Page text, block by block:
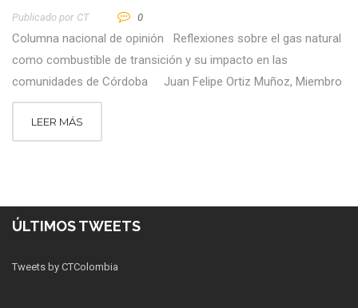
Publicado por CT 0
Columna nacional de opinión Reflexiones sobre el gas natural
como combustible de transición y su impacto en las
comunidades de Córdoba Juan Felipe Ortiz Muñoz, Miembro
LEER MÁS
ÚLTIMOS TWEETS
Tweets by CTColombia